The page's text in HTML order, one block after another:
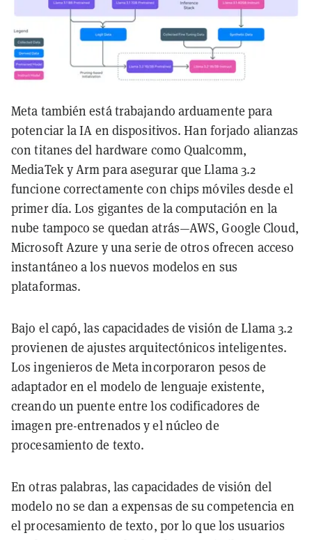
Meta también está trabajando arduamente para
potenciar la IA en dispositivos. Han forjado alianzas
con titanes del hardware como Qualcomm,
MediaTek y Arm para asegurar que Llama 3.2
funcione correctamente con chips móviles desde el
primer día. Los gigantes de la computación en la
nube tampoco se quedan atrás—AWS, Google Cloud,
Microsoft Azure y una serie de otros ofrecen acceso
instantáneo a los nuevos modelos en sus
plataformas.
Bajo el capó, las capacidades de visión de Llama 3.2
provienen de ajustes arquitectónicos inteligentes.
Los ingenieros de Meta incorporaron pesos de
adaptador en el modelo de lenguaje existente,
creando un puente entre los codificadores de
imagen pre-entrenados y el núcleo de
procesamiento de texto.
En otras palabras, las capacidades de visión del
modelo no se dan a expensas de su competencia en
el procesamiento de texto, por lo que los usuarios